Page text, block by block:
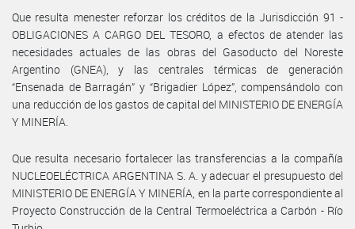
Que resulta menester reforzar los créditos de la Jurisdicción 91 -
OBLIGACIONES A CARGO DEL TESORO, a efectos de atender las
necesidades actuales de las obras del Gasoducto del Noreste
Argentino (GNEA), y las centrales térmicas de generación
“Ensenada de Barragán” y “Brigadier López”, compensándolo con
una reducción de los gastos de capital del MINISTERIO DE ENERGÍA
Y MINERÍA.
Que resulta necesario fortalecer las transferencias a la compañía
NUCLEOELÉCTRICA ARGENTINA S. A. y adecuar el presupuesto del
MINISTERIO DE ENERGÍA Y MINERÍA, en la parte correspondiente al
Proyecto Construcción de la Central Termoeléctrica a Carbón - Río